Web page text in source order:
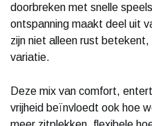
doorbreken met snelle
ontspanning maakt deel uit
zijn niet alleen rust
variatie.
Deze mix van comfort,
vrijheid beïnvloedt ook hoe